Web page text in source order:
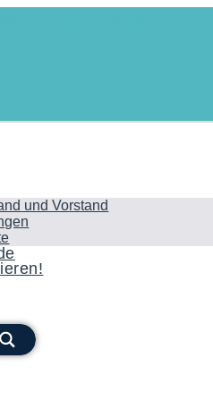
und Vorstand